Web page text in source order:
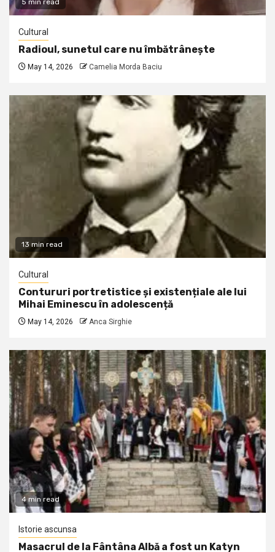
5 min read
Cultural
Radioul, sunetul care nu îmbătrânește
May 14, 2026 Camelia Morda Baciu
13 min read
Cultural
Contururi portretistice și existențiale ale lui
Mihai Eminescu în adolescență
May 14, 2026 Anca Sirghie
4 min read
Istorie ascunsa
Masacrul de la Fântâna Albă a fost un Katyn